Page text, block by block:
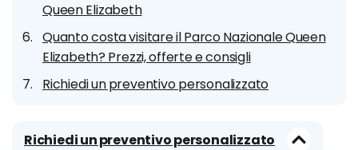
Queen Elizabeth
Quanto costa visitare il Parco Nazionale Queen
Elizabeth? Prezzi, offerte e consigli
Richiedi un preventivo personalizzato
Richiedi un preventivo personalizzato